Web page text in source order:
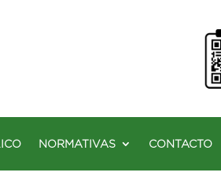
NORMATIVAS CONTACTO